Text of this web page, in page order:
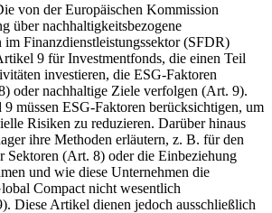
von der Europäischen Kommission
über nachhaltigkeitsbezogene
Finanzdienstleistungssektor (SFDR)
9 für Investmentfonds, die einen Teil
investieren, die ESG-Faktoren
oder nachhaltige Ziele verfolgen (Art. 9).
müssen ESG-Faktoren berücksichtigen, um
Risiken zu reduzieren. Darüber hinaus
ihre Methoden erläutern, z. B. für den
Sektoren (Art. 8) oder die Einbeziehung
und wie diese Unternehmen die
Compact nicht wesentlich
Diese Artikel dienen jedoch ausschließlich